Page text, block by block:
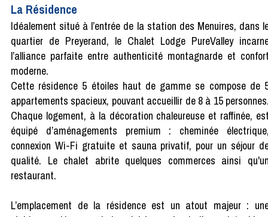
La Résidence
Idéalement situé à l’entrée de la station des Menuires, dans
quartier de Preyerand, le Chalet Lodge PureValley
l’alliance parfaite entre authenticité montagnarde et
moderne.
Cette résidence 5 étoiles haut de gamme se compose de
appartements spacieux, pouvant accueillir de 8 à 15
Chaque logement, à la décoration chaleureuse et raffinée,
équipé d’aménagements premium : cheminée
connexion Wi-Fi gratuite et sauna privatif, pour un séjour
qualité. Le chalet abrite quelques commerces ainsi
restaurant.
L’emplacement de la résidence est un atout majeur :